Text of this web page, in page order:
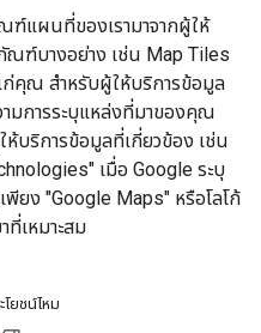
ฑ์แผนที่ของเรามาจากผู้ให้
ณฑ์บางอย่าง เช่น Map Tiles
ก่คุณ สำหรับผู้ให้บริการข้อมูล
มการระบุแหล่งที่มาของคุณ
บริการข้อมูลที่เกี่ยวข้อง เช่น
เมื่อ Google ระบุ
ยง "Google Maps" หรือโลโก้
ที่เหมาะสม
ยชน์ไหม